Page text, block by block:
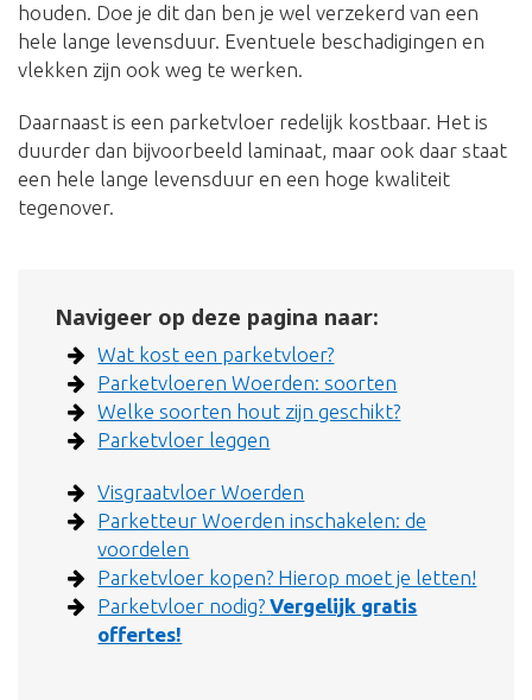
houden. Doe je dit dan ben je wel verzekerd van een
hele lange levensduur. Eventuele beschadigingen en
vlekken zijn ook weg te werken.
Daarnaast is een parketvloer redelijk kostbaar. Het is
duurder dan bijvoorbeeld laminaat, maar ook daar staat
een hele lange levensduur en een hoge kwaliteit
tegenover.
Navigeer op deze pagina naar:
Wat kost een parketvloer?
Parketvloeren Woerden: soorten
Welke soorten hout zijn geschikt?
Parketvloer leggen
Visgraatvloer Woerden
Parketteur Woerden inschakelen: de
voordelen
Parketvloer kopen? Hierop moet je letten!
Parketvloer nodig?Vergelijk gratis
offertes!